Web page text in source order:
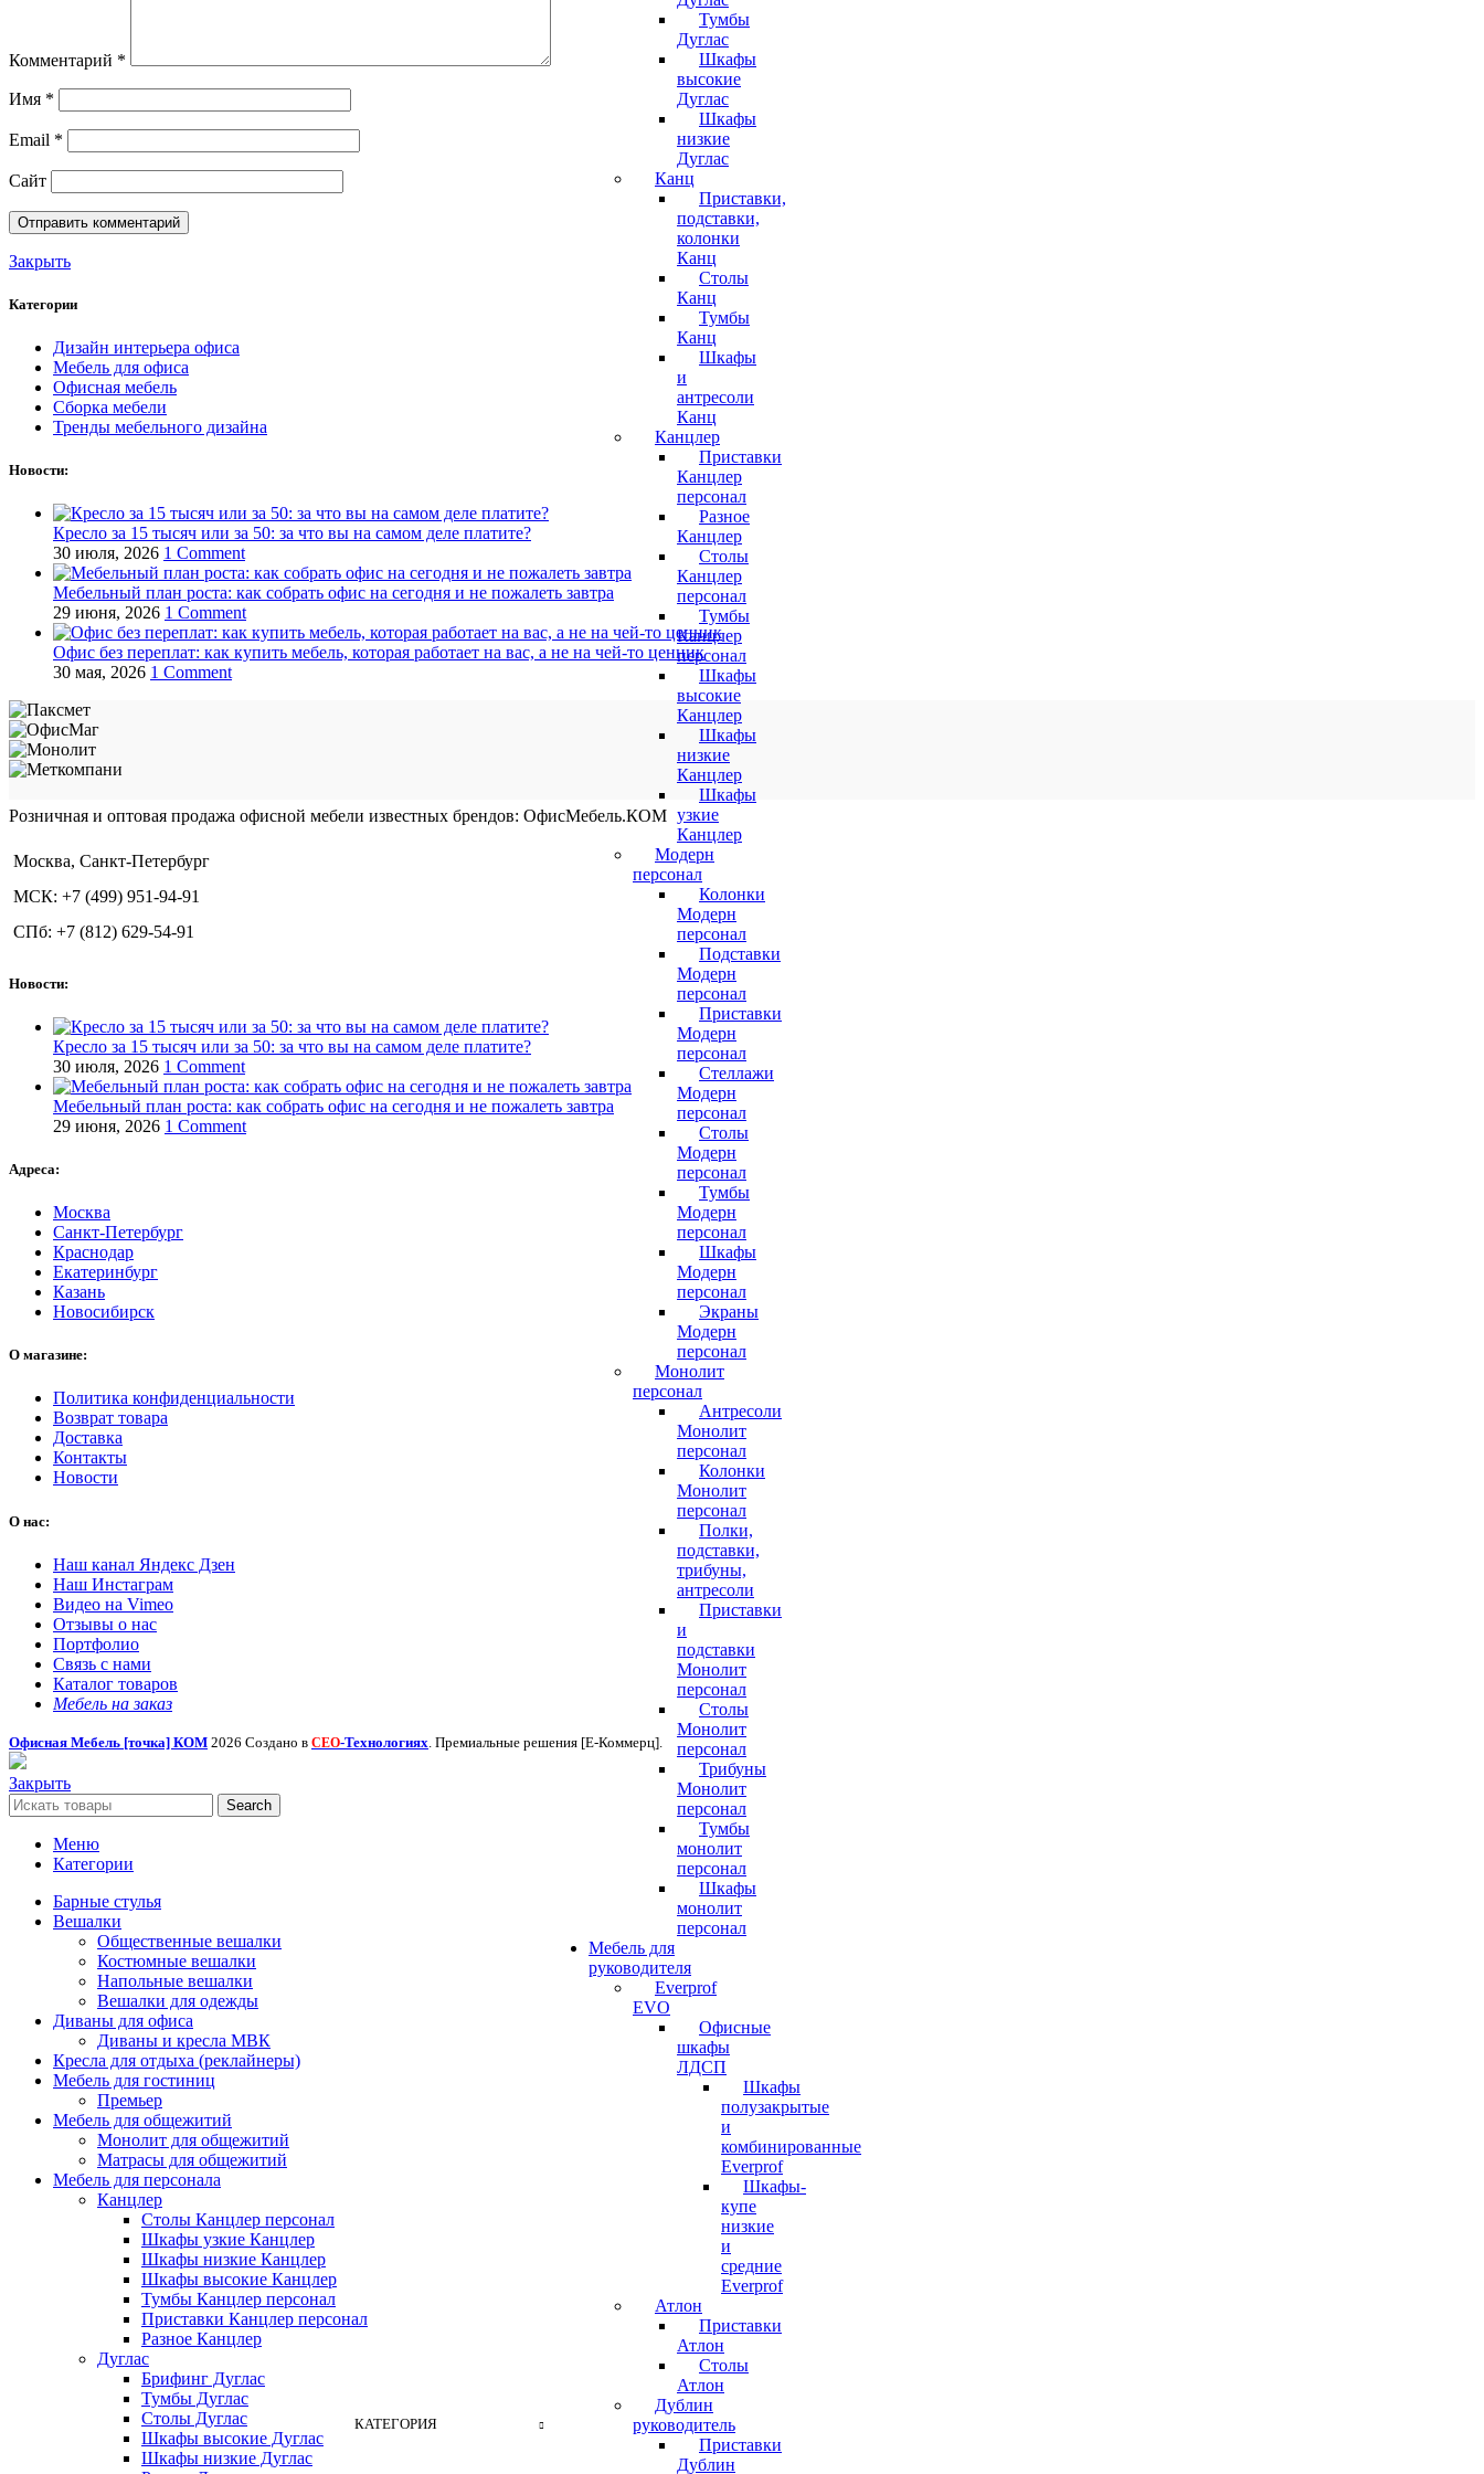
КАТЕГОРИЯ
Тумбы
Дуглас
Шкафы
высокие
Дуглас
Шкафы
низкие
Дуглас
Канц
Приставки,
подставки,
колонки
Канц
Столы
Канц
Тумбы
Канц
Шкафы
и
антресоли
Канц
Канцлер
Приставки
Канцлер
персонал
Разное
Канцлер
Столы
Канцлер
персонал
Тумбы
Канцлер
персонал
Шкафы
высокие
Канцлер
Шкафы
низкие
Канцлер
Шкафы
узкие
Канцлер
Модерн
персонал
Колонки
Модерн
персонал
Подставки
Модерн
персонал
Приставки
Модерн
персонал
Стеллажи
Модерн
персонал
Столы
Модерн
персонал
Тумбы
Модерн
персонал
Шкафы
Модерн
персонал
Экраны
Модерн
персонал
Монолит
персонал
Антресоли
Монолит
персонал
Колонки
Монолит
персонал
Полки,
подставки,
трибуны,
антресоли
Приставки
и
подставки
Монолит
персонал
Столы
Монолит
персонал
Трибуны
Монолит
персонал
Тумбы
монолит
персонал
Шкафы
монолит
персонал
Мебель для
руководителя
Everprof
EVO
Офисные
шкафы
ЛДСП
Шкафы
полузакрытые
и
комбинированные
Everprof
Шкафы-
купе
низкие
и
средние
Everprof
Атлон
Приставки
Атлон
Столы
Атлон
Дублин
руководитель
Приставки
Дублин
Комментарий *
Имя *
Email *
Сайт
Закрыть
Категории
Дизайн интерьера офиса
Мебель для офиса
Офисная мебель
Сборка мебели
Тренды мебельного дизайна
Новости:
Кресло за 15 тысяч или за 50: за что вы на самом деле платите?
30 июля, 2026 1 Comment
Мебельный план роста: как собрать офис на сегодня и не пожалеть завтра
29 июня, 2026 1 Comment
Офис без переплат: как купить мебель, которая работает на вас, а не на чей‑то ценник
30 мая, 2026 1 Comment
Розничная и оптовая продажа офисной мебели известных брендов: ОфисМебель.КОМ
Москва, Санкт-Петербург
МСК: +7 (499) 951-94-91
СПб: +7 (812) 629-54-91
Новости:
Кресло за 15 тысяч или за 50: за что вы на самом деле платите?
30 июля, 2026 1 Comment
Мебельный план роста: как собрать офис на сегодня и не пожалеть завтра
29 июня, 2026 1 Comment
Адреса:
Москва
Санкт-Петербург
Краснодар
Екатеринбург
Казань
Новосибирск
О магазине:
Политика конфиденциальности
Возврат товара
Доставка
Контакты
Новости
О нас:
Наш канал Яндекс Дзен
Наш Инстаграм
Видео на Vimeo
Отзывы о нас
Портфолио
Связь с нами
Каталог товаров
Мебель на заказ
Офисная Мебель [точка] КОМ 2026 Создано в СЕО-Технологиях . Премиальные решения [Е-Коммерц].
Закрыть
Search
Меню
Категории
Барные стулья
Вешалки
Общественные вешалки
Костюмные вешалки
Напольные вешалки
Вешалки для одежды
Диваны для офиса
Диваны и кресла МВК
Кресла для отдыха (реклайнеры)
Мебель для гостиниц
Премьер
Мебель для общежитий
Монолит для общежитий
Матрасы для общежитий
Мебель для персонала
Канцлер
Столы Канцлер персонал
Шкафы узкие Канцлер
Шкафы низкие Канцлер
Шкафы высокие Канцлер
Тумбы Канцлер персонал
Приставки Канцлер персонал
Разное Канцлер
Дуглас
Брифинг Дуглас
Тумбы Дуглас
Столы Дуглас
Шкафы высокие Дуглас
Шкафы низкие Дуглас